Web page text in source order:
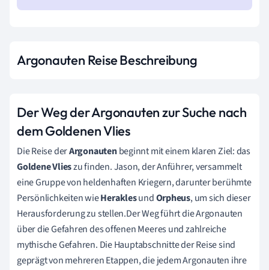
Argonauten Reise Beschreibung
Der Weg der Argonauten zur Suche nach
dem Goldenen Vlies
Die Reise derArgonautenbeginnt mit einem klaren Ziel: das
Goldene Vlieszu finden. Jason, der Anführer, versammelt
eine Gruppe von heldenhaften Kriegern, darunter berühmte
Persönlichkeiten wieHeraklesundOrpheus, um sich dieser
Herausforderung zu stellen.Der Weg führt die Argonauten
über die Gefahren des offenen Meeres und zahlreiche
mythische Gefahren. Die Hauptabschnitte der Reise sind
geprägt von mehreren Etappen, die jedem Argonauten ihre